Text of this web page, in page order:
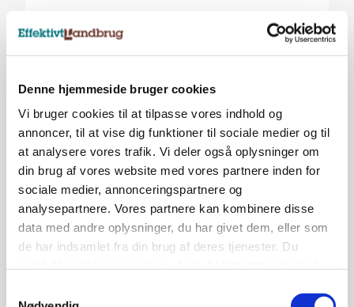
Denne hjemmeside bruger cookies
Vi bruger cookies til at tilpasse vores indhold og
annoncer, til at vise dig funktioner til sociale medier og til
at analysere vores trafik. Vi deler også oplysninger om
din brug af vores website med vores partnere inden for
sociale medier, annonceringspartnere og
analysepartnere. Vores partnere kan kombinere disse
data med andre oplysninger, du har givet dem, eller som
de har indsamlet fra din brug af deres tjenester. Du
CAP-I-DANMARK
- EU beskytter os mod vores
CAP-I-DANMARK 12. SEP.
22-årig landbrugsmedhjælper:
- CAP-penge bør i højere grad
gå til innovation og ny teknologi
Annonce